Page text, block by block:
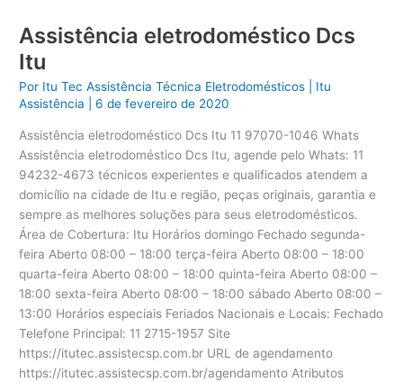
Assistência eletrodoméstico Dcs
Itu
Por Itu Tec Assistência Técnica Eletrodomésticos
Itu
Assistência |6 de fevereiro de 2020
Assistência eletrodoméstico Dcs Itu 11 97070-1046 Whats
Assistência eletrodoméstico Dcs Itu, agende pelo Whats: 11
94232-4673 técnicos experientes e qualificados atendem a
domicílio na cidade de Itu e região, peças originais, garantia e
sempre as melhores soluções para seus eletrodomésticos.
Área de Cobertura: Itu Horários domingo Fechado segunda-
feira Aberto 08:00 – 18:00 terça-feira Aberto 08:00 – 18:00
quarta-feira Aberto 08:00 – 18:00 quinta-feira Aberto 08:00 –
18:00 sexta-feira Aberto 08:00 – 18:00 sábado Aberto 08:00 –
13:00 Horários especiais Feriados Nacionais e Locais: Fechado
Telefone Principal: 11 2715-1957 Site
https://itutec.assistecsp.com.br URL de agendamento
https://itutec.assistecsp.com.br/agendamento Atributos